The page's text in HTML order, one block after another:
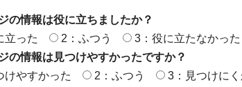
の情報は役に立ちましたか？
立った
2：ふつう
3：役に立たなかった
の情報は見つけやすかったですか？
けやすかった
2：ふつう 3：見つけに